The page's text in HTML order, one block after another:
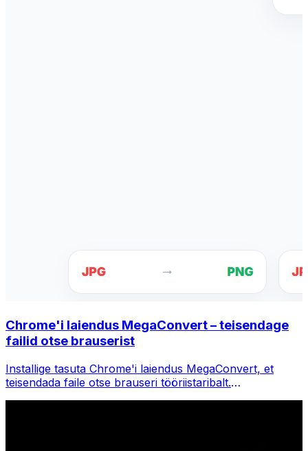
Chrome'i laiendus MegaConvert – teisendage
failid otse brauserist
Installige tasuta Chrome'i laiendus MegaConvert, et
teisendada faile otse brauseri tööriistaribalt.